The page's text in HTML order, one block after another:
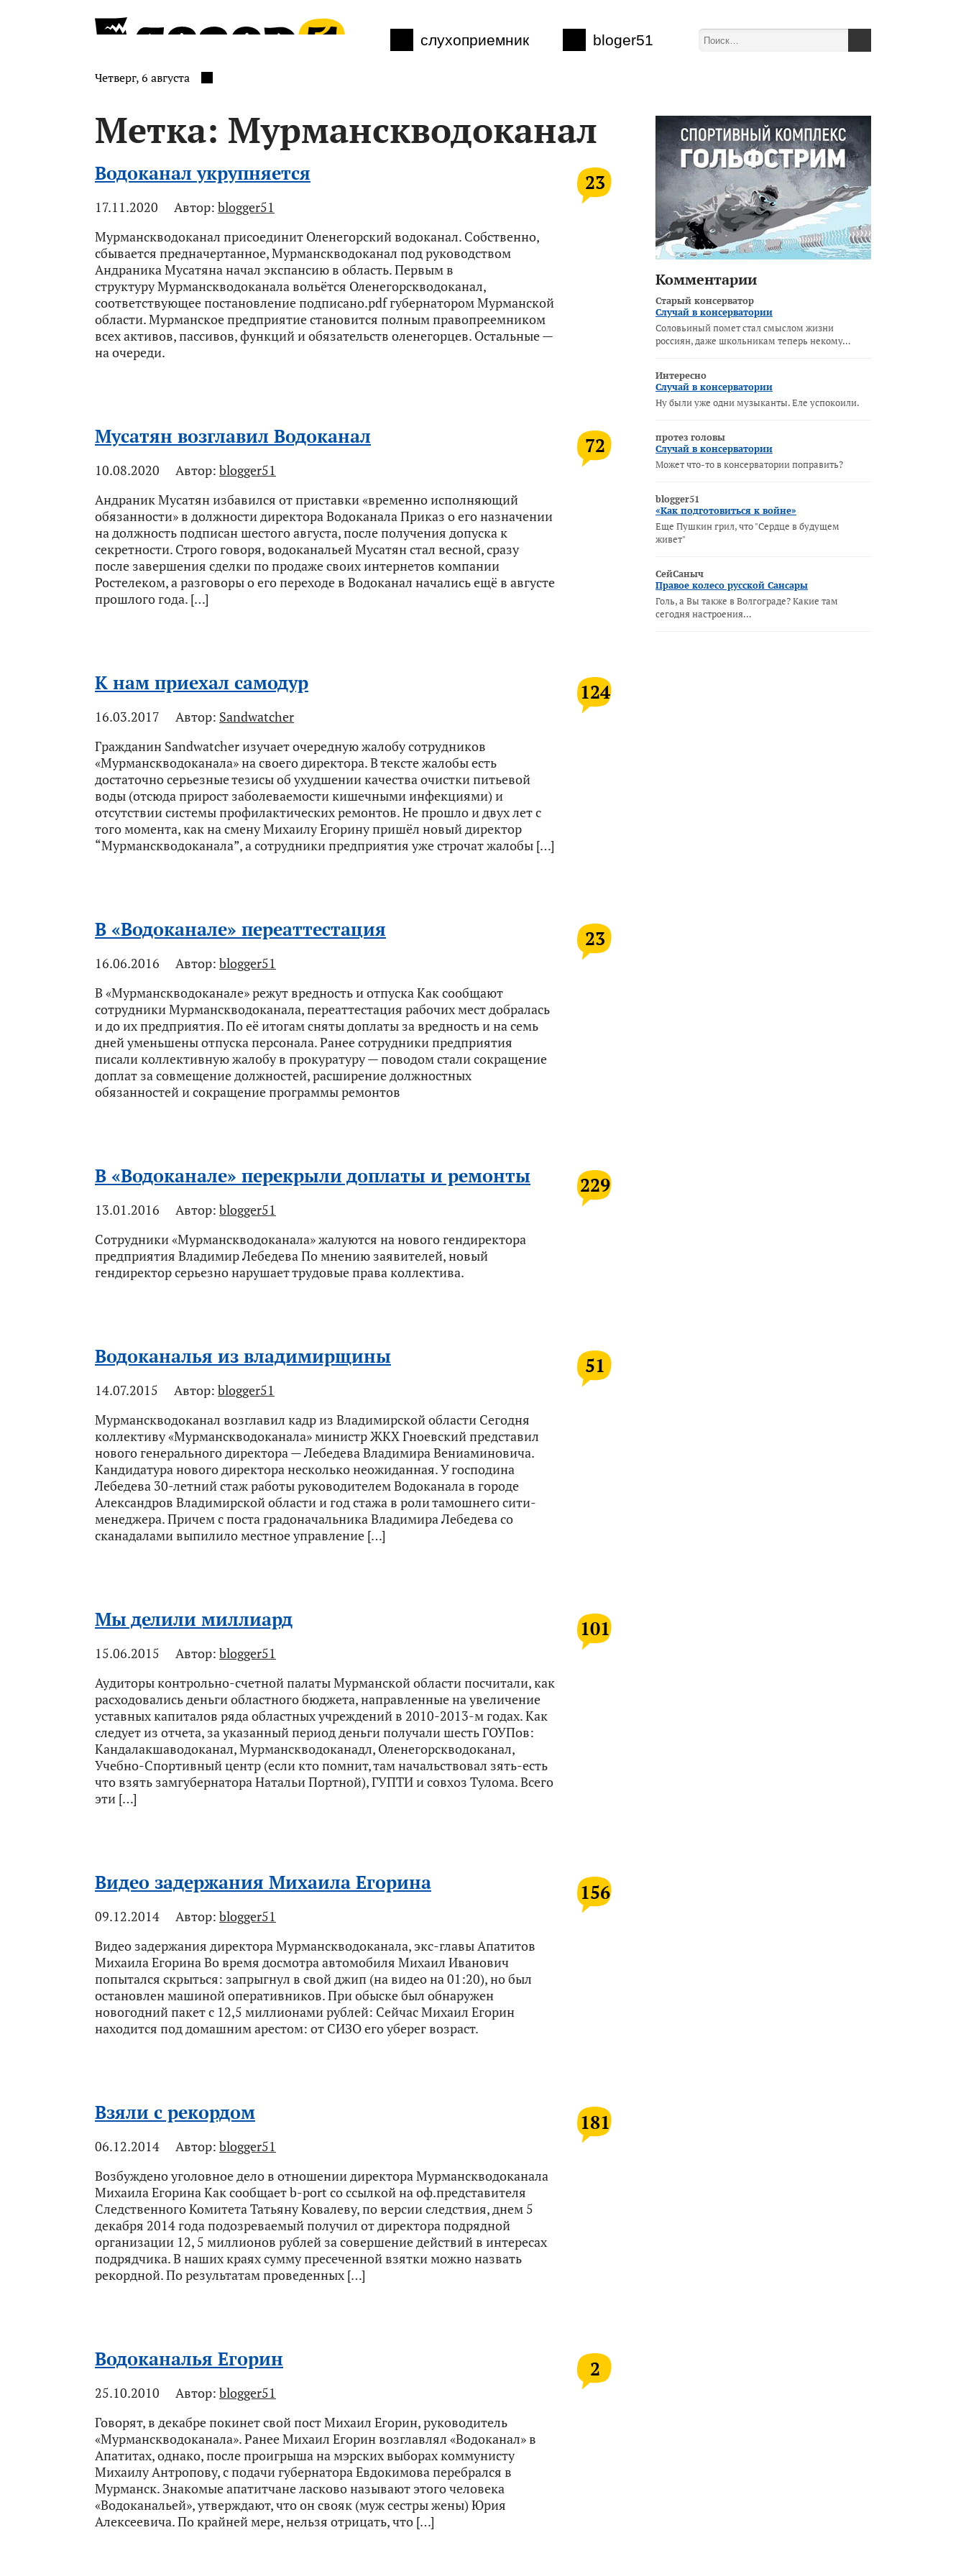
слухоприемник bloger51
Четверг, 6 августа
Метка: Мурманскводоканал
Водоканал укрупняется 23
17.11.2020 Автор: blogger51
Мурманскводоканал присоединит Оленегорский водоканал. Собственно,
сбывается предначертанное, Мурманскводоканал под руководством
Андраника Мусатяна начал экспансию в область. Первым в
структуру Мурманскводоканала вольётся Оленегорскводоканал,
соответствующее постановление подписано.pdf губернатором Мурманской
области. Мурманское предприятие становится полным правопреемником
всех активов, пассивов, функций и обязательств оленегорцев. Остальные —
на очереди.
Мусатян возглавил Водоканал 72
10.08.2020 Автор: blogger51
Андраник Мусатян избавился от приставки «временно исполняющий
обязанности» в должности директора Водоканала Приказ о его назначении
на должность подписан шестого августа, после получения допуска к
секретности. Строго говоря, водоканальей Мусатян стал весной, сразу
после завершения сделки по продаже своих интернетов компании
Ростелеком, а разговоры о его переходе в Водоканал начались ещё в августе
прошлого года. […]
К нам приехал самодур 124
16.03.2017 Автор: Sandwatcher
Гражданин Sandwatcher изучает очередную жалобу сотрудников
«Мурманскводоканала» на своего директора. В тексте жалобы есть
достаточно серьезные тезисы об ухудшении качества очистки питьевой
воды (отсюда прирост заболеваемости кишечными инфекциями) и
отсутствии системы профилактических ремонтов. Не прошло и двух лет с
того момента, как на смену Михаилу Егорину пришёл новый директор
“Мурманскводоканала”, а сотрудники предприятия уже строчат жалобы […]
В «Водоканале» переаттестация 23
16.06.2016 Автор: blogger51
В «Мурманскводоканале» режут вредность и отпуска Как сообщают
сотрудники Мурманскводоканала, переаттестация рабочих мест добралась
и до их предприятия. По её итогам сняты доплаты за вредность и на семь
дней уменьшены отпуска персонала. Ранее сотрудники предприятия
писали коллективную жалобу в прокуратуру — поводом стали сокращение
доплат за совмещение должностей, расширение должностных
обязанностей и сокращение программы ремонтов
В «Водоканале» перекрыли доплаты и ремонты 229
13.01.2016 Автор: blogger51
Сотрудники «Мурманскводоканала» жалуются на нового гендиректора
предприятия Владимир Лебедева По мнению заявителей, новый
гендиректор серьезно нарушает трудовые права коллектива.
Водоканалья из владимирщины 51
14.07.2015 Автор: blogger51
Мурманскводоканал возглавил кадр из Владимирской области Сегодня
коллективу «Мурманскводоканала» министр ЖКХ Гноевский представил
нового генерального директора — Лебедева Владимира Вениаминовича.
Кандидатура нового директора несколько неожиданная. У господина
Лебедева 30-летний стаж работы руководителем Водоканала в городе
Александров Владимирской области и год стажа в роли тамошнего сити-
менеджера. Причем с поста градоначальника Владимира Лебедева со
сканадалами выпилило местное управление […]
Мы делили миллиард 101
15.06.2015 Автор: blogger51
Аудиторы контрольно-счетной палаты Мурманской области посчитали, как
расходовались деньги областного бюджета, направленные на увеличение
уставных капиталов ряда областных учреждений в 2010-2013-м годах. Как
следует из отчета, за указанный период деньги получали шесть ГОУПов:
Кандалакшаводоканал, Мурманскводоканадл, Оленегорскводоканал,
Учебно-Спортивный центр (если кто помнит, там начальствовал зять-есть
что взять замгубернатора Натальи Портной), ГУПТИ и совхоз Тулома. Всего
эти […]
Видео задержания Михаила Егорина 156
09.12.2014 Автор: blogger51
Видео задержания директора Мурманскводоканала, экс-главы Апатитов
Михаила Егорина Во время досмотра автомобиля Михаил Иванович
попытался скрыться: запрыгнул в свой джип (на видео на 01:20), но был
остановлен машиной оперативников. При обыске был обнаружен
новогодний пакет с 12,5 миллионами рублей: Сейчас Михаил Егорин
находится под домашним арестом: от СИЗО его уберег возраст.
Взяли с рекордом 181
06.12.2014 Автор: blogger51
Возбуждено уголовное дело в отношении директора Мурманскводоканала
Михаила Егорина Как сообщает b-port со ссылкой на оф.представителя
Следственного Комитета Татьяну Ковалеву, по версии следствия, днем 5
декабря 2014 года подозреваемый получил от директора подрядной
организации 12, 5 миллионов рублей за совершение действий в интересах
подрядчика. В наших краях сумму пресеченной взятки можно назвать
рекордной. По результатам проведенных […]
Водоканалья Егорин 2
25.10.2010 Автор: blogger51
Говорят, в декабре покинет свой пост Михаил Егорин, руководитель
«Мурманскводоканала». Ранее Михаил Егорин возглавлял «Водоканал» в
Апатитах, однако, после проигрыша на мэрских выборах коммунисту
Михаилу Антропову, с подачи губернатора Евдокимова перебрался в
Мурманск. Знакомые апатитчане ласково называют этого человека
«Водоканальей», утверждают, что он свояк (муж сестры жены) Юрия
Алексеевича. По крайней мере, нельзя отрицать, что […]
Комментарии
Старый консерватор
Случай в консерватории
Соловьиный помет стал смыслом жизни
россиян, даже школьникам теперь некому…
Интересно
Случай в консерватории
Ну были уже одни музыканты. Еле успокоили.
протез головы
Случай в консерватории
Может что-то в консерватории поправить?
blogger51
«Как подготовиться к войне»
Еще Пушкин грил, что "Сердце в будущем
живет"
СейСаныч
Правое колесо русской Сансары
Голь, а Вы также в Волгограде? Какие там
сегодня настроения…